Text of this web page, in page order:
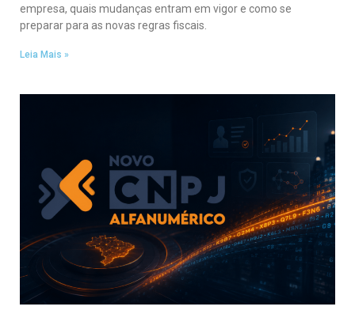
empresa, quais mudanças entram em vigor e como se
preparar para as novas regras fiscais.
Leia Mais »